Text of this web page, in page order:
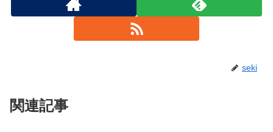
seki
関連記事